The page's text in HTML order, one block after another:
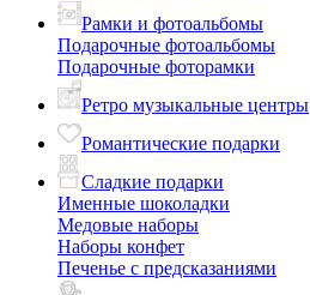
Рамки и фотоальбомы
Подарочные фотоальбомы
Подарочные фоторамки
Ретро музыкальные центры
Романтические подарки
Сладкие подарки
Именные шоколадки
Медовые наборы
Наборы конфет
Печенье с предсказаниями